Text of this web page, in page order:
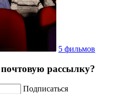
5 фильмов
рассылку?
Подписаться